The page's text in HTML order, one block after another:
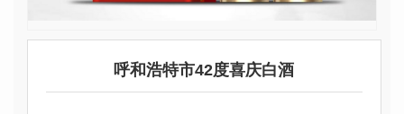
呼和浩特市42度喜庆白酒